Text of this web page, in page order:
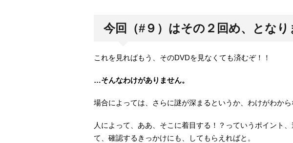
今回（#９）はその２回め、となり
これを見ればもう、そのDVDを見なくても済むぞ！！
…そんなわけがありません。
場合によっては、さらに謎が深まるというか、わけがわか
人によって、ああ、そこに着目する！？っていうポイント
て、確認するきっかけにも、してもらえればと。